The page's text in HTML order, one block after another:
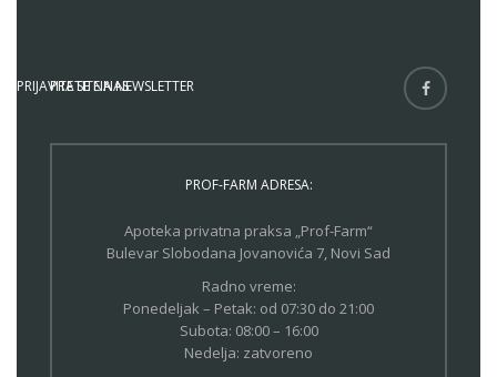
PRATITE NAS
PRIJAVITE SE NA NEWSLETTER
PROF-FARM ADRESA:
Apoteka privatna praksa „Prof-Farm“
Bulevar Slobodana Jovanovića 7, Novi Sad
Radno vreme:
Ponedeljak – Petak: od 07:30 do 21:00
Subota: 08:00 – 16:00
Nedelja: zatvoreno